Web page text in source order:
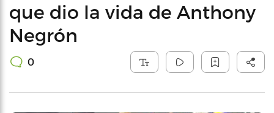
que dio la vida de Anthony
Negrón
0